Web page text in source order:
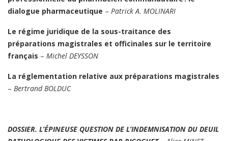
dialogue pharmaceutique – Patrick A. MOLINARI
Le régime juridique de la sous-traitance des
préparations magistrales et officinales sur le territoire
français – Michel DEYSSON
La réglementation relative aux préparations magistrales
– Bertrand BOLDUC
DOSSIER. L’ÉPINEUSE QUESTION DE L’INDEMNISATION DU DEUIL